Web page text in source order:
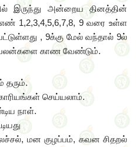
இருந்து அன்றைய தினத்தின்
1,2,3,4,5,6,7,8, 9 வரை உள்ள
, 9க்கு மேல் வந்தால் 9ல்
காண வேண்டும்.
தரும்.
செய்யலாம்.
நாள்.
மன குழப்பம், கவன சிதறல்